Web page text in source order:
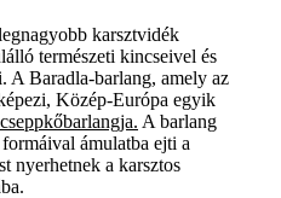
karsztvidék
természeti kincseivel és
Baradla-barlang, amely az
Közép-Európa egyik
cseppkőbarlangja. A barlang
ámulatba ejti a
nyerhetnek a karsztos